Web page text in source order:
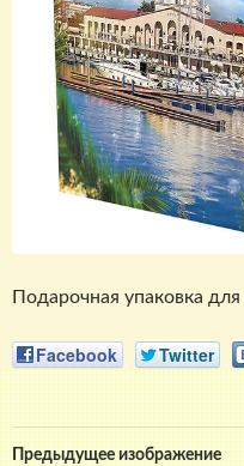
Подарочная упаковка
Facebook Twitter
Предыдущее изображение